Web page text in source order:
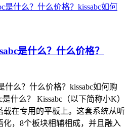
是什么？什么价格？
什么？什么价格？kissabc如何购
什么？ Kissabc（以下简称小K）
载在专用的平板上。这套系统从听
，8个板块相辅相成，并且融入